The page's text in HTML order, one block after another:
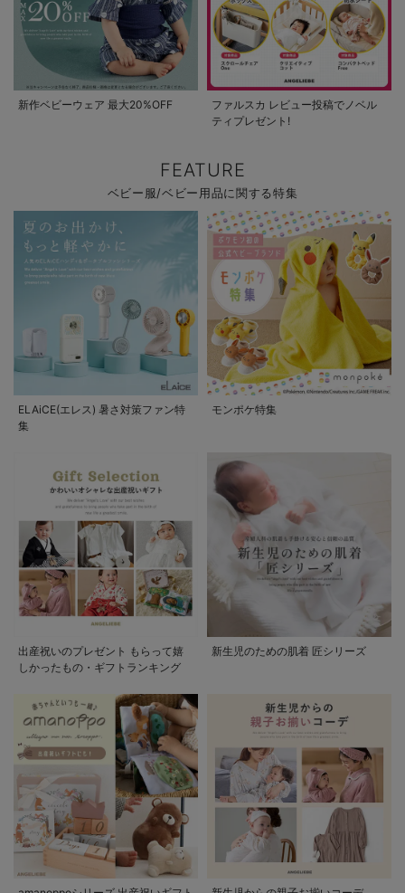
新作ベビーウェア 最大20%OFF
ファルスカ レビュー投稿でノベル
ティプレゼント!
FEATURE
ベビー服/ベビー用品に関する特集
ELAiCE(エレス) 暑さ対策ファン特
集
モンポケ特集
出産祝いのプレゼント もらって嬉
しかったもの・ギフトランキング
新生児のための肌着 匠シリーズ